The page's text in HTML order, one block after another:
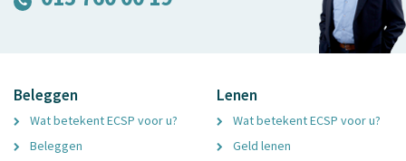
Beleggen
Wat betekent ECSP voor u?
Beleggen
Lenen
Wat betekent ECSP voor u?
Geld lenen